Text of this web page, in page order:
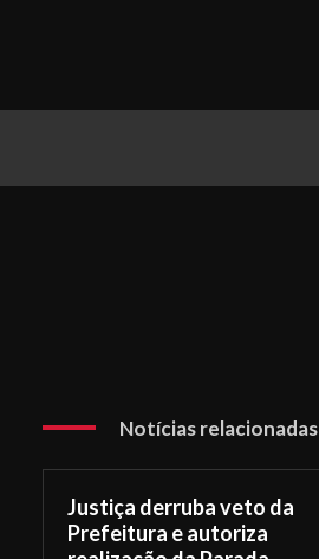
Notícias relacionadas
Justiça derruba veto da
Prefeitura e autoriza